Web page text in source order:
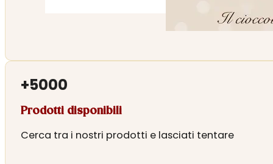
+5000
Prodotti disponibili
Cerca tra i nostri prodotti e lasciati tentare